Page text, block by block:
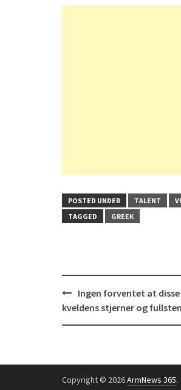
POSTED UNDER TALENT
TAGGED
GREEK
Post
navigation
Ingen forventet at
kveldens stjerner og
Copyright © 2026ArmNews 365.